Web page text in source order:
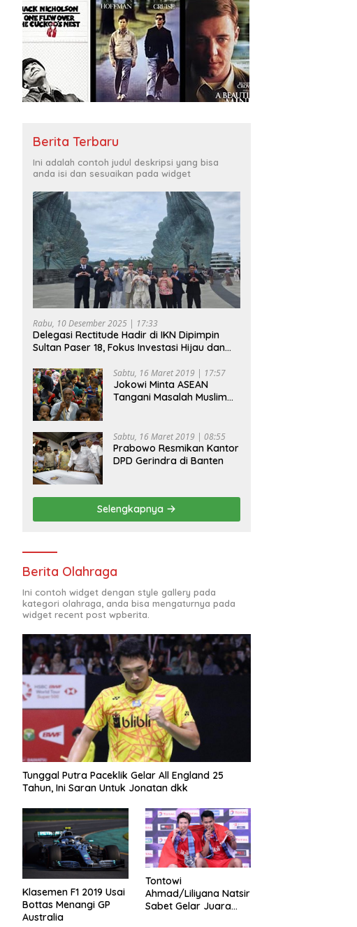
Berita Terbaru
Ini adalah contoh judul deskripsi yang bisa
anda isi dan sesuaikan pada widget
Rabu, 10 Desember 2025 | 17:33
Delegasi Rectitude Hadir di IKN Dipimpin
Sultan Paser 18, Fokus Investasi Hijau dan
Sabtu, 16 Maret 2019 | 17:57
Jokowi Minta ASEAN
Tangani Masalah Muslim
Sabtu, 16 Maret 2019 | 08:55
Prabowo Resmikan Kantor
DPD Gerindra di Banten
Selengkapnya
Berita Olahraga
Ini contoh widget dengan style gallery pada
kategori olahraga, anda bisa mengaturnya pada
widget recent post wpberita.
Tunggal Putra Paceklik Gelar All England 25
Tahun, Ini Saran Untuk Jonatan dkk
Klasemen F1 2019 Usai
Bottas Menangi GP
Australia
Tontowi
Ahmad/Liliyana Natsir
Sabet Gelar Juara